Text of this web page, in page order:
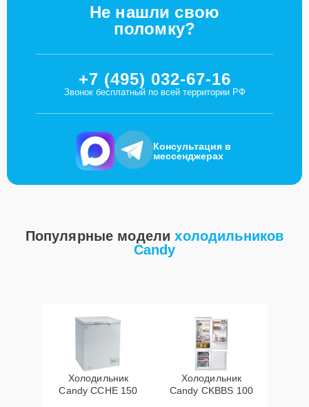
Не нашли свою
поломку?
+7 (495) 032-67-16
Звонок бесплатный по всей территории РФ
Консультация в
мессенджерах
Популярные моделихолодильников
Candy
Холодильник
Candy CCHE 150
Холодильник
Candy CKBBS 100